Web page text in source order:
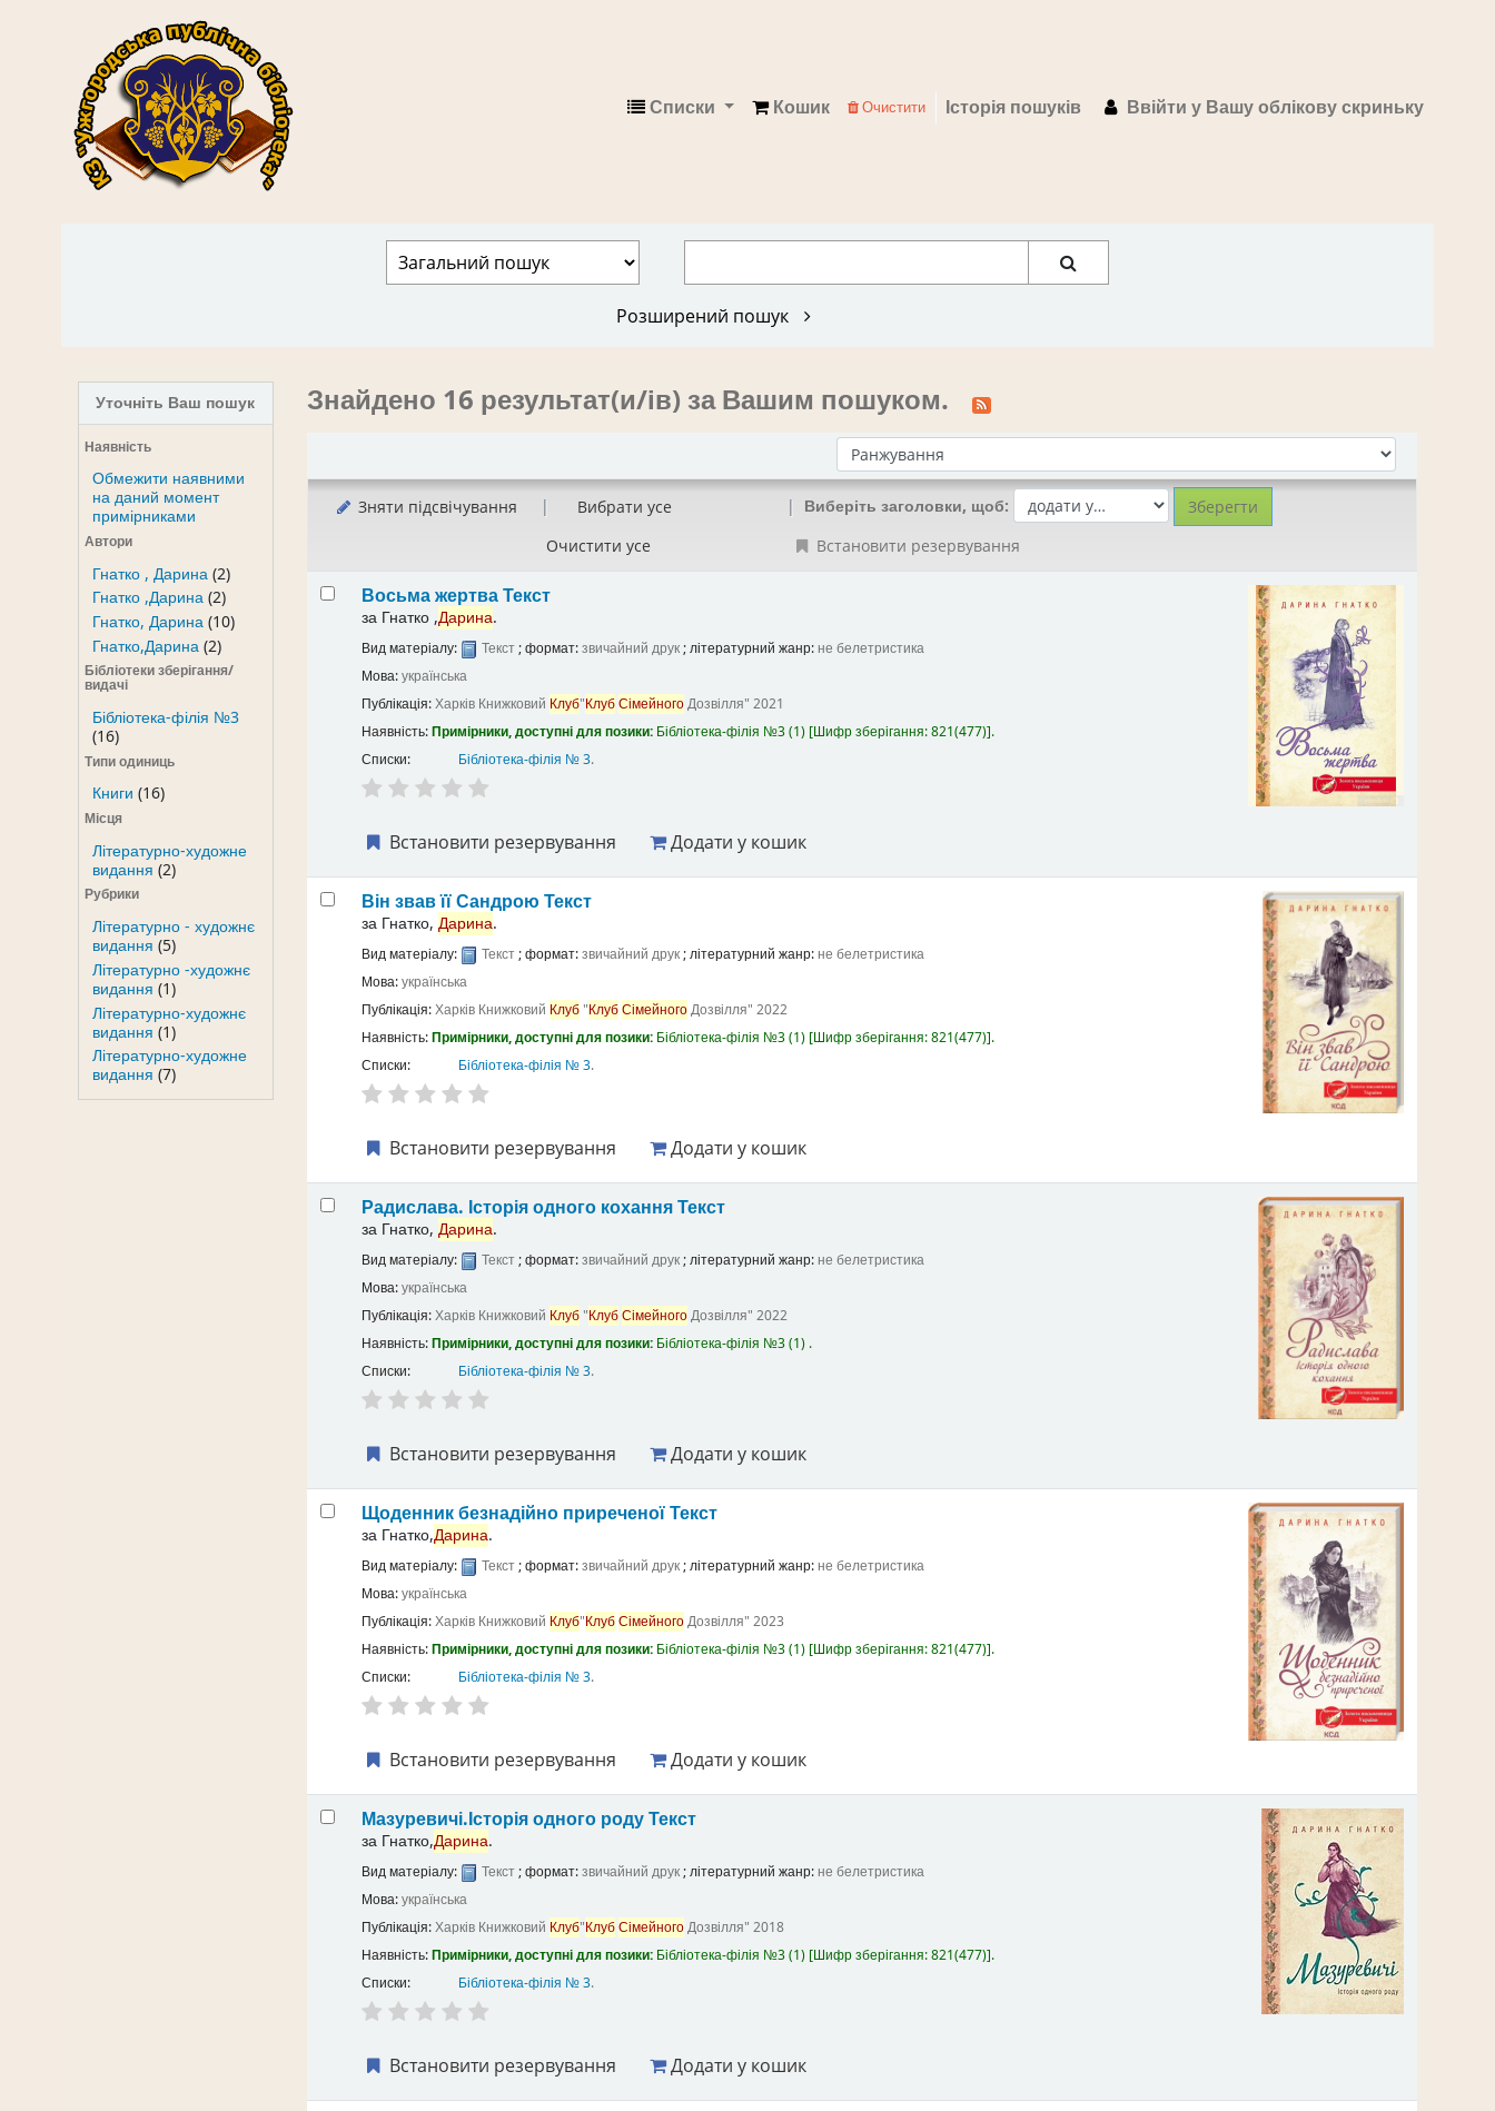
Кошик
Списки Ввійти у Вашу облікову скриньку
Історія пошуків
Очистити
Розширений пошук
Уточніть Ваш пошук
Наявність
Обмежити наявними
на даний момент
примірниками
Автори
Гнатко , Дарина(2)
Гнатко ,Дарина(2)
Гнатко, Дарина(10)
Гнатко,Дарина(2)
Бібліотеки зберігання/
видачі
Бібліотека-філія №3
(16)
Типи одиниць
Книги (16)
Місця
Літературно-художне
видання (2)
Рубрики
Літературно - художнє
видання (5)
Літературно -художнє
видання (1)
Літературно-художнє
видання (1)
Літературно-художне
видання (7)
Знайдено 16 результат(и/ів) за Вашим пошуком.
Сортувати за:
Зняти підсвічування
Вибрати усе
Очистити усе
Виберіть заголовки, щоб:
Встановити резервування
Восьма жертваТекст
за Гнатко ,Дарина.
Вид матеріалу: Текст; формат:звичайний друк; літературний жанр: не белетристика
Мова:українська
Публікація:Харків Книжковий Клуб"КлубСімейногоДозвілля" 2021
Наявність:Примірники, доступні для позики: Бібліотека-філія №3(1) Шифр зберігання:821(477) .
Списки:
Бібліотека-філія № 3.
Встановити резервування Додати у кошик
Він звав її Сандрою Текст
за Гнатко, Дарина.
Вид матеріалу: Текст; формат:звичайний друк; літературний жанр:не белетристика
Мова:українська
Публікація:Харків Книжковий Клуб"КлубСімейногоДозвілля" 2022
Наявність:Примірники, доступні для позики: Бібліотека-філія №3(1) Шифр зберігання:821(477) .
Списки:
Бібліотека-філія № 3.
Встановити резервування Додати у кошик
Радислава. Історія одного коханняТекст
за Гнатко, Дарина.
Вид матеріалу: Текст; формат:звичайний друк; літературний жанр: не белетристика
Мова:українська
Публікація:Харків Книжковий Клуб"КлубСімейногоДозвілля" 2022
Наявність:Примірники, доступні для позики: Бібліотека-філія №3(1) .
Списки:
Бібліотека-філія № 3.
Встановити резервування Додати у кошик
Щоденник безнадійно приреченоїТекст
за Гнатко,Дарина.
Вид матеріалу: Текст; формат:звичайний друк; літературний жанр:не белетристика
Мова:українська
Публікація:Харків Книжковий Клуб"КлубСімейногоДозвілля" 2023
Наявність:Примірники, доступні для позики: Бібліотека-філія №3(1) Шифр зберігання:821(477) .
Списки:
Бібліотека-філія № 3.
Встановити резервування Додати у кошик
Мазуревичі.Історія одного родуТекст
за Гнатко,Дарина.
Вид матеріалу: Текст; формат:звичайний друк; літературний жанр: не белетристика
Мова:українська
Публікація:Харків Книжковий Клуб"КлубСімейногоДозвілля" 2018
Наявність:Примірники, доступні для позики: Бібліотека-філія №3(1) Шифр зберігання:821(477) .
Списки:
Бібліотека-філія № 3.
Встановити резервування Додати у кошик